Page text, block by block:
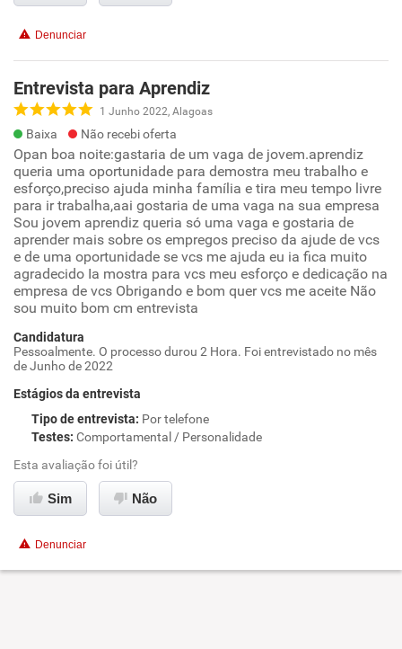
Denunciar
Entrevista para Aprendiz
1 Junho 2022, Alagoas
Baixa Não recebi oferta
Opan boa noite:gastaria de um vaga de jovem.aprendiz
queria uma oportunidade para demostra meu trabalho e
esforço,preciso ajuda minha família e tira meu tempo livre
para ir trabalha,aai gostaria de uma vaga na sua empresa
Sou jovem aprendiz queria só uma vaga e gostaria de
aprender mais sobre os empregos preciso da ajude de vcs
e de uma oportunidade se vcs me ajuda eu ia fica muito
agradecido Ia mostra para vcs meu esforço e dedicação na
empresa de vcs Obrigando e bom quer vcs me aceite Não
sou muito bom cm entrevista
Candidatura
Pessoalmente. O processo durou 2 Hora. Foi entrevistado no mês
de Junho de 2022
Estágios da entrevista
Tipo de entrevista: Por telefone
Testes: Comportamental / Personalidade
Esta avaliação foi útil?
Sim Não
Denunciar